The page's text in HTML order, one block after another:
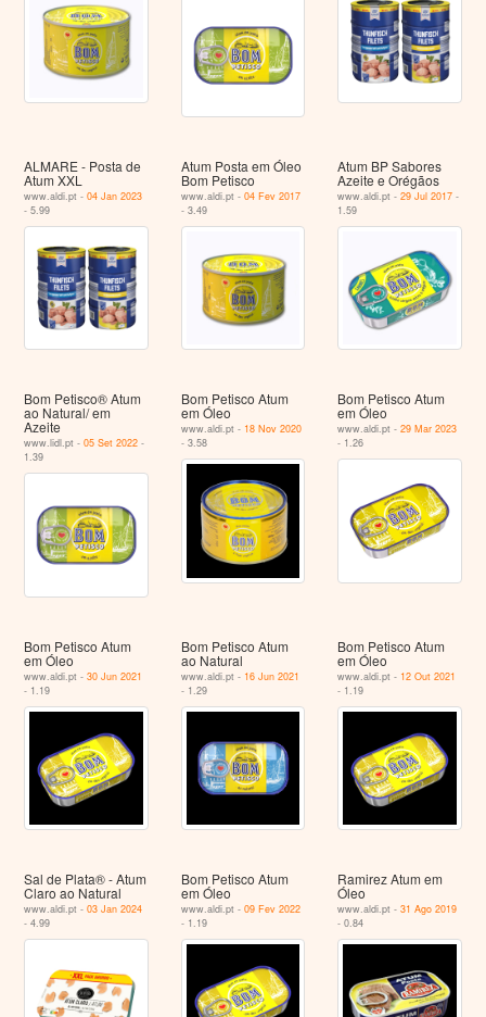
ALMARE - Posta de
Atum XXL
www.aldi.pt -04 Jan 2023
- 5.99
Atum Posta em Óleo
Bom Petisco
www.aldi.pt - 04 Fev 2017
- 3.49
Atum BP Sabores
Azeite e Orégãos
www.aldi.pt -29 Jul 2017 -
1.59
Bom Petisco® Atum
ao Natural/ em
Azeite
www.lidl.pt -05 Set 2022 -
1.39
Bom Petisco Atum
em Óleo
www.aldi.pt - 18 Nov 2020
- 3.58
Bom Petisco Atum
em Óleo
www.aldi.pt -29 Mar 2023
- 1.26
Bom Petisco Atum
em Óleo
www.aldi.pt -30 Jun 2021
- 1.19
Bom Petisco Atum
ao Natural
www.aldi.pt - 16 Jun 2021
- 1.29
Bom Petisco Atum
em Óleo
www.aldi.pt - 12 Out 2021
- 1.19
Sal de Plata® - Atum
Claro ao Natural
www.aldi.pt -03 Jan 2024
- 4.99
Bom Petisco Atum
em Óleo
www.aldi.pt - 09 Fev 2022
- 1.19
Ramirez Atum em
Óleo
www.aldi.pt -31 Ago 2019
- 0.84